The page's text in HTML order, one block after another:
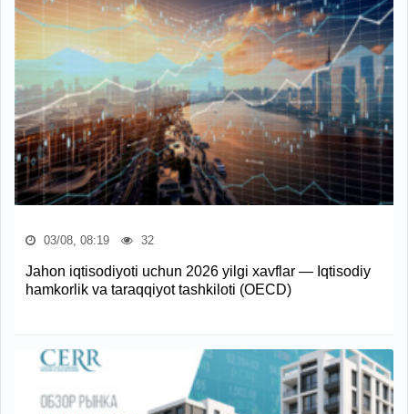
03/08, 08:19 32
Jahon iqtisodiyoti uchun 2026 yilgi xavflar — Iqtisodiy
hamkorlik va taraqqiyot tashkiloti (OECD)